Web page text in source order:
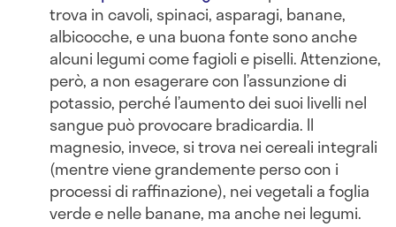
trova in cavoli, spinaci, asparagi, banane,
albicocche, e una buona fonte sono anche
alcuni legumi come fagioli e piselli. Attenzione,
però, a non esagerare con l’assunzione di
potassio, perché l’aumento dei suoi livelli nel
sangue può provocare bradicardia. Il
magnesio, invece, si trova nei cereali integrali
(mentre viene grandemente perso con i
processi di raffinazione), nei vegetali a foglia
verde e nelle banane, ma anche nei legumi.